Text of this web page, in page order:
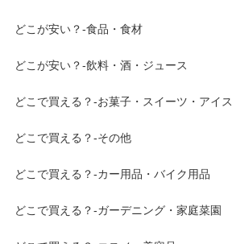
どこが安い？-食品・食材
どこが安い？-飲料・酒・ジュース
どこで買える？-お菓子・スイーツ・アイス
どこで買える？-その他
どこで買える？-カー用品・バイク用品
どこで買える？-ガーデニング・家庭菜園